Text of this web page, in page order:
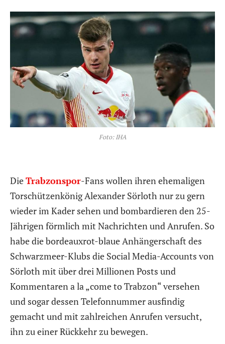
Foto: IHA
DieTrabzonspor-Fans wollen ihren ehemaligen
Torschützenkönig Alexander Sörloth nur zu gern
wieder im Kader sehen und bombardieren den 25-
Jährigen förmlich mit Nachrichten und Anrufen. So
habe die bordeauxrot-blaue Anhängerschaft des
Schwarzmeer-Klubs die Social Media-Accounts von
Sörloth mit über drei Millionen Posts und
Kommentaren a la „come to Trabzon“ versehen
und sogar dessen Telefonnummer ausfindig
gemacht und mit zahlreichen Anrufen versucht,
ihn zu einer Rückkehr zu bewegen.